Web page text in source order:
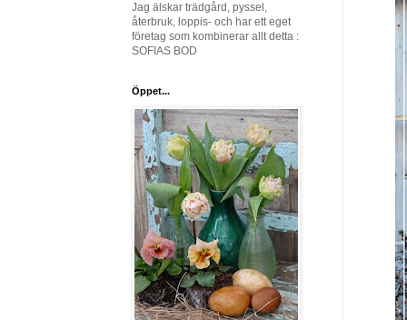
Jag älskar trädgård, pyssel,
återbruk, loppis- och har ett eget
företag som kombinerar allt detta :
SOFIAS BOD
Öppet...